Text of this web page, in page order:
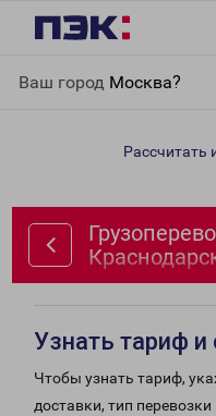
Ваш город Москва?
Краснодарский край
Рассчитать
Узнать тариф и
Чтобы узнать тариф,
доставки, тип перевозки